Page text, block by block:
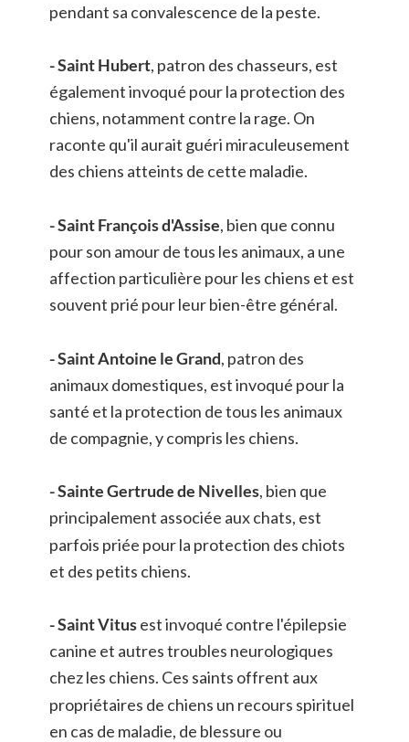
pendant sa convalescence de la peste.
- Saint Hubert, patron des chasseurs, est
également invoqué pour la protection des
chiens, notamment contre la rage. On
raconte qu'il aurait guéri miraculeusement
des chiens atteints de cette maladie.
- Saint François d'Assise, bien que connu
pour son amour de tous les animaux, a une
affection particulière pour les chiens et est
souvent prié pour leur bien-être général.
- Saint Antoine le Grand, patron des
animaux domestiques, est invoqué pour la
santé et la protection de tous les animaux
de compagnie, y compris les chiens.
- Sainte Gertrude de Nivelles, bien que
principalement associée aux chats, est
parfois priée pour la protection des chiots
et des petits chiens.
- Saint Vitus est invoqué contre l'épilepsie
canine et autres troubles neurologiques
chez les chiens. Ces saints offrent aux
propriétaires de chiens un recours spirituel
en cas de maladie, de blessure ou